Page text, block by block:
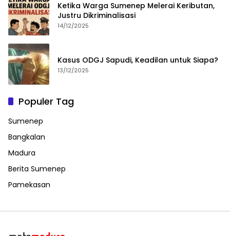
Ketika Warga Sumenep Melerai Keributan,
Justru Dikriminalisasi
14/12/2025
Kasus ODGJ Sapudi, Keadilan untuk Siapa?
13/12/2025
Populer Tag
Sumenep
Bangkalan
Madura
Berita Sumenep
Pamekasan